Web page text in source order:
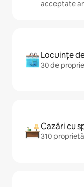
acceptate
Locuințe
30 de
Cazări cu
310